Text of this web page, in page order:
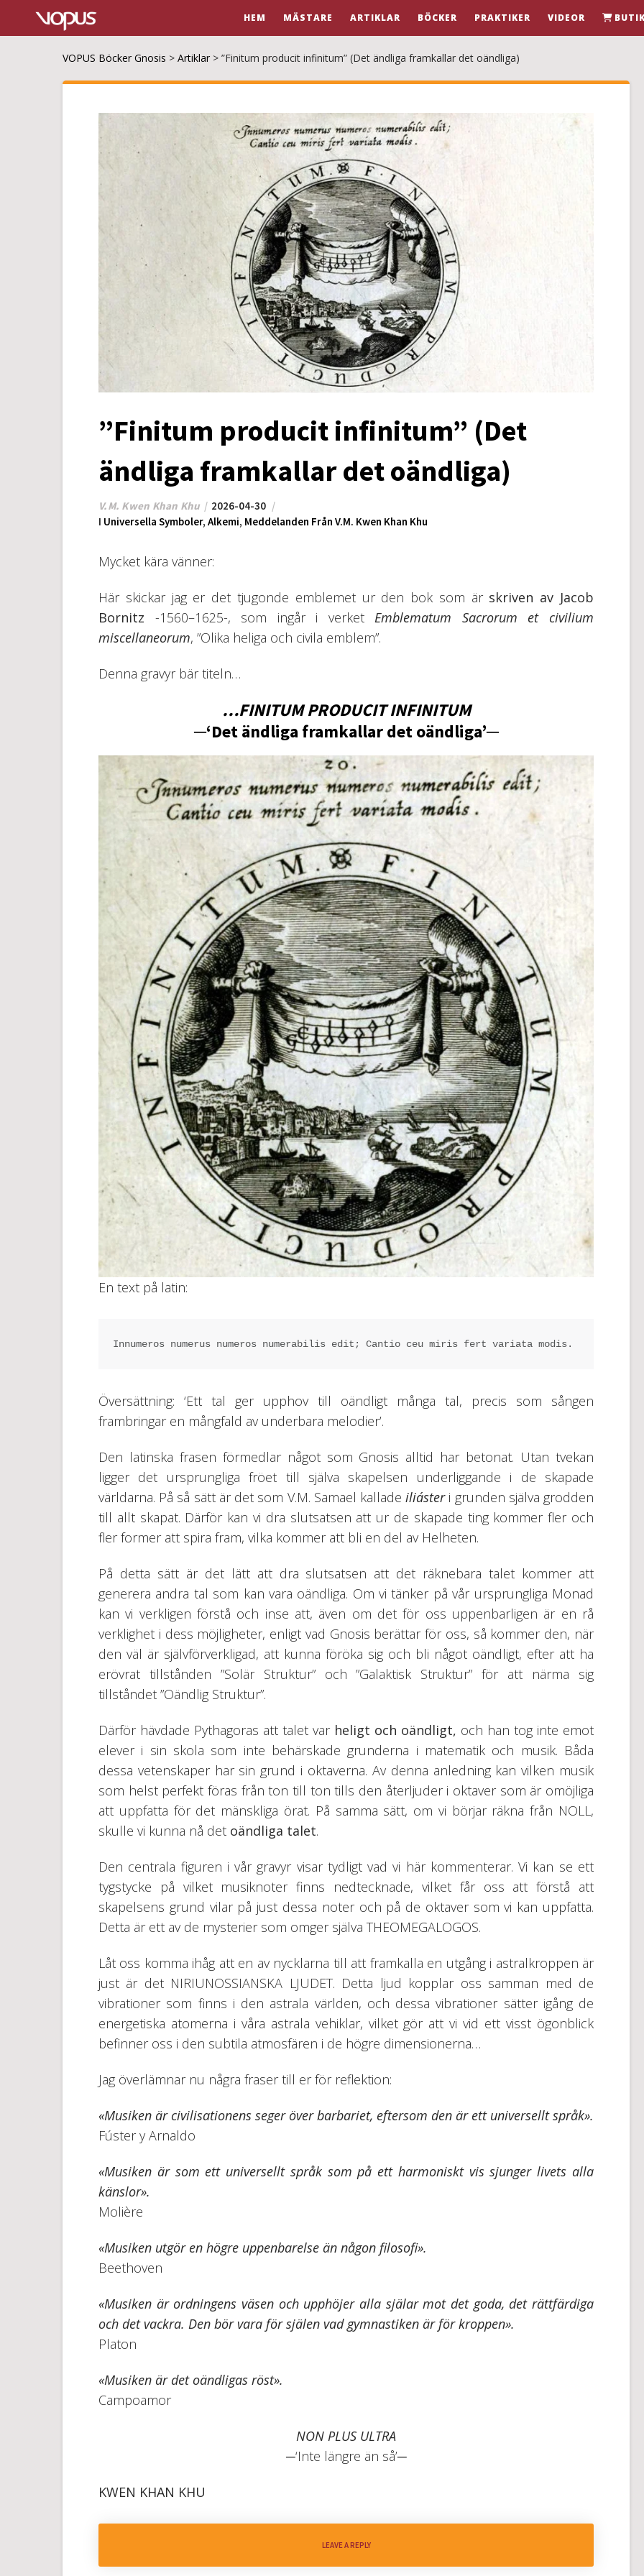
HEM MÄSTARE ARTIKLAR BÖCKER PRAKTIKER VIDEOR BUTIK
VOPUS Böcker Gnosis > Artiklar > ”Finitum producit infinitum” (Det ändliga framkallar det oändliga)
”Finitum producit infinitum” (Det
ändliga framkallar det oändliga)
V.M. Kwen Khan Khu
2026-04-30
I Universella Symboler, Alkemi, Meddelanden Från V.M. Kwen Khan Khu
Mycket kära vänner:
Här skickar jag er det tjugonde emblemet ur den bok som är skriven av Jacob
Bornitz -1560–1625-, som ingår i verketEmblematum Sacrorum et civilium
miscellaneorum, ”Olika heliga och civila emblem”.
Denna gravyr bär titeln…
…FINITUM PRODUCIT INFINITUM
─‘Det ändliga framkallar det oändliga’─
En text på latin:
Innumeros numerus numeros numerabilis edit; Cantio ceu miris fert variata modis.
Översättning: ‘Ett tal ger upphov till oändligt många tal, precis som sången
frambringar en mångfald av underbara melodier’.
Den latinska frasen förmedlar något som Gnosis alltid har betonat. Utan tvekan
ligger det ursprungliga fröet till själva skapelsen underliggande i de skapade
världarna. På så sätt är det som V.M. Samael kalladeiliásteri grunden själva grodden
till allt skapat. Därför kan vi dra slutsatsen att ur de skapade ting kommer fler och
fler former att spira fram, vilka kommer att bli en del av Helheten.
På detta sätt är det lätt att dra slutsatsen att det räknebara talet kommer att
generera andra tal som kan vara oändliga. Om vi tänker på vår ursprungliga Monad
kan vi verkligen förstå och inse att, även om det för oss uppenbarligen är en rå
verklighet i dess möjligheter, enligt vad Gnosis berättar för oss, så kommer den, när
den väl är självförverkligad, att kunna föröka sig och bli något oändligt, efter att ha
erövrat tillstånden ”Solär Struktur” och ”Galaktisk Struktur” för att närma sig
tillståndet ”Oändlig Struktur”.
Därför hävdade Pythagoras att talet var heligt och oändligt, och han tog inte emot
elever i sin skola som inte behärskade grunderna i matematik och musik. Båda
dessa vetenskaper har sin grund i oktaverna. Av denna anledning kan vilken musik
som helst perfekt föras från ton till ton tills den återljuder i oktaver som är omöjliga
att uppfatta för det mänskliga örat. På samma sätt, om vi börjar räkna från NOLL,
skulle vi kunna nå det oändliga talet.
Den centrala figuren i vår gravyr visar tydligt vad vi här kommenterar. Vi kan se ett
tygstycke på vilket musiknoter finns nedtecknade, vilket får oss att förstå att
skapelsens grund vilar på just dessa noter och på de oktaver som vi kan uppfatta.
Detta är ett av de mysterier som omger själva THEOMEGALOGOS.
Låt oss komma ihåg att en av nycklarna till att framkalla en utgång i astralkroppen är
just är det NIRIUNOSSIANSKA LJUDET. Detta ljud kopplar oss samman med de
vibrationer som finns i den astrala världen, och dessa vibrationer sätter igång de
energetiska atomerna i våra astrala vehiklar, vilket gör att vi vid ett visst ögonblick
befinner oss i den subtila atmosfären i de högre dimensionerna…
Jag överlämnar nu några fraser till er för reflektion:
«Musiken är civilisationens seger över barbariet, eftersom den är ett universellt språk».
Fúster y Arnaldo
«Musiken är som ett universellt språk som på ett harmoniskt vis sjunger livets alla
känslor».
Molière
«Musiken utgör en högre uppenbarelse än någon filosofi».
Beethoven
«Musiken är ordningens väsen och upphöjer alla själar mot det goda, det rättfärdiga
och det vackra. Den bör vara för själen vad gymnastiken är för kroppen».
Platon
«Musiken är det oändligas röst».
Campoamor
NON PLUS ULTRA
─‘Inte längre än så’─
KWEN KHAN KHU
LEAVE A REPLY